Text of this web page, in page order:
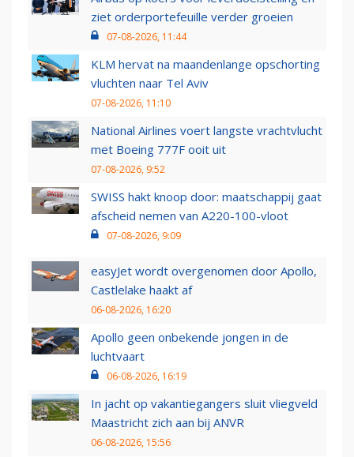
ziet orderportefeuille verder groeien
07-08-2026, 11:44
KLM hervat na maandenlange opschorting
vluchten naar Tel Aviv
07-08-2026, 11:10
National Airlines voert langste vrachtvlucht
met Boeing 777F ooit uit
07-08-2026, 9:52
SWISS hakt knoop door: maatschappij gaat
afscheid nemen van A220-100-vloot
07-08-2026, 9:09
easyJet wordt overgenomen door Apollo,
Castlelake haakt af
06-08-2026, 16:20
Apollo geen onbekende jongen in de
luchtvaart
06-08-2026, 16:19
In jacht op vakantiegangers sluit vliegveld
Maastricht zich aan bij ANVR
06-08-2026, 15:56